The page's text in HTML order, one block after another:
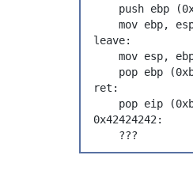
push ebp
mov ebp,
leave:
mov esp,
pop ebp
ret:
pop eip
0x42424242:
    ???